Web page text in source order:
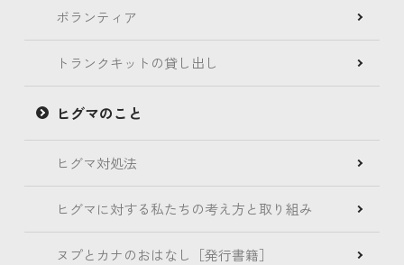
ボランティア
トランクキットの貸し出し
ヒグマのこと
ヒグマ対処法
ヒグマに対する私たちの考え方と取り組み
ヌプとカナのおはなし［発行書籍］